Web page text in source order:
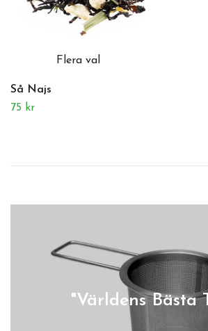
Flera val
Så Najs
75 kr
"Världens Bästa